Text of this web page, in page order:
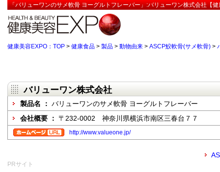
「バリューワンのサメ軟骨 ヨーグルトフレーバー」:バリューワン株式会社【
健康美容EXPO：TOP > 健康食品 > 製品 > 動物由来 > ASCP鮫軟骨(サメ軟骨) >
バリューワン株式会社
製品名 ： バリューワンのサメ軟骨 ヨーグルトフレーバー
会社概要 ： 〒232-0002 神奈川県横浜市南区三春台７７
http://www.valueone.jp/
PRサイト